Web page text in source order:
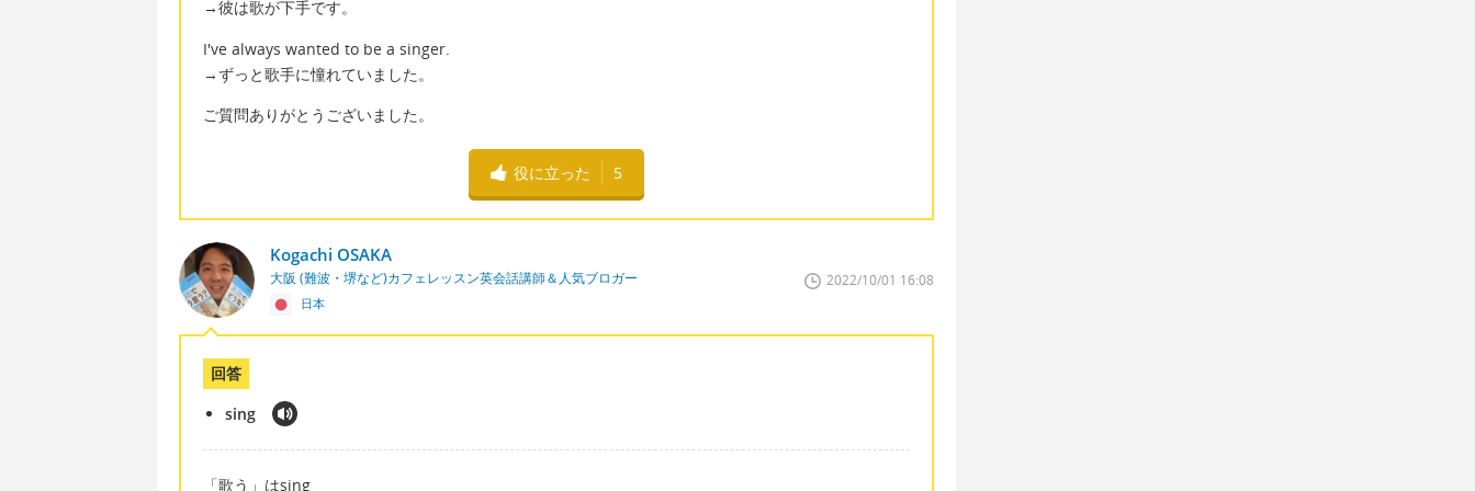
→彼は歌が下手です。
I've always wanted to be a singer.
→ずっと歌手に憧れていました。
ご質問ありがとうございました。
役に立った 5
Kogachi OSAKA
大阪 (難波・堺など)カフェレッスン英会話講師＆人気ブロガー
日本
2022/10/01 16:08
回答
sing
「歌う」はsing